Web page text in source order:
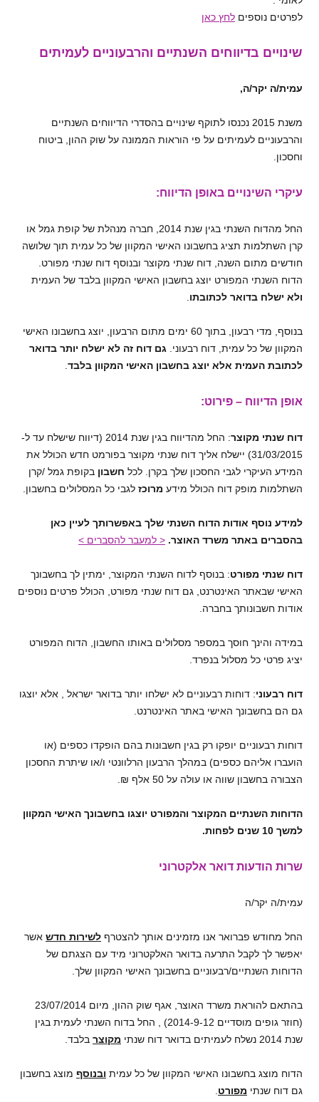
לפרטים נוספים לחץ כאן
שינויים בדיווחים השנתיים והרבעוניים לעמיתים
עמית/ה יקר/ה,
משנת 2015 נכנסו לתוקף שינויים בהסדרי הדיווחים השנתיים
והרבעוניים לעמיתים על פי הוראות הממונה על שוק ההון, ביטוח
וחסכון.
עיקרי השינויים באופן הדיווח:
החל מהדוח השנתי בגין שנת 2014, חברה מנהלת של קופת גמל או
קרן השתלמות תציג בחשבונו האישי המקוון של כל עמית תוך שלושה
חודשים מתום השנה, דוח שנתי מקוצר ובנוסף דוח שנתי מפורט.
הדוח השנתי המפורט יוצג בחשבון האישי המקוון בלבד של העמית
ולא ישלח בדואר לכתובתו
בנוסף, מדי רבעון, בתוך 60 ימים מתום הרבעון, יוצג בחשבונו האישי
המקוון של כל עמית, דוח רבעוני. גם דוח זה לא ישלח יותר בדואר
לכתובת העמית אלא יוצג בחשבון האישי המקוון בלבד
אופן הדיווח – פירוט:
דוח שנתי מקוצר
: החל מהדיווח בגין שנת 2014 (דיווח שישלח עד ל-
31/03/2015) יישלח אליך דוח שנתי מקוצר בפורמט חדש הכולל את
המידע העיקרי לגבי החסכון שלך בקרן. לכל חשבון בקופת גמל /קרן
השתלמות מופק דוח הכולל מידע מרוכז לגבי כל המסלולים בחשבון.
למידע נוסף אודות הדוח השנתי שלך באפשרותך לעיין כאן
בהסברים באתר משרד האוצר. < למעבר להסברים >
דוח שנתי מפורט: בנוסף לדוח השנתי המקוצר, ימתין לך בחשבונך
האישי שבאתר האינטרנט, גם דוח שנתי מפורט, הכולל פרטים נוספים
אודות חשבונותך בחברה.
במידה והינך חוסך במספר מסלולים באותו החשבון, הדוח המפורט
יציג פרטי כל מסלול בנפרד.
דוח רבעוני: דוחות רבעוניים לא ישלחו יותר בדואר ישראל , אלא יוצגו
גם הם בחשבונך האישי באתר האינטרנט.
דוחות רבעוניים יופקו רק בגין חשבונות בהם הופקדו כספים (או
הועברו אליהם כספים) במהלך הרבעון הרלוונטי ו/או שיתרת החסכון
הצבורה בחשבון שווה או עולה על 50 אלף ₪.
הדוחות השנתיים המקוצר והמפורט יוצגו בחשבונך האישי המקוון
למשך 10 שנים לפחות.
שרות הודעות דואר אלקטרוני
עמית/ה יקר/ה
החל מחודש פברואר אנו מזמינים אותך להצטרף לשירות חדש אשר
יאפשר לך לקבל התרעה בדואר האלקטרוני מיד עם הצגתם של
הדוחות השנתיים/רבעוניים בחשבונך האישי המקוון שלך.
בהתאם להוראת משרד האוצר, אגף שוק ההון, מיום 23/07/2014
(חוזר גופים מוסדיים 2014-9-12) , החל בדוח השנתי לעמית בגין
שנת 2014 נשלח לעמיתים בדואר דוח שנתי
מקוצר בלבד.
הדוח מוצג בחשבונו האישי המקוון של כל עמית ובנוסף מוצג בחשבון
גם דוח שנתי מפורט